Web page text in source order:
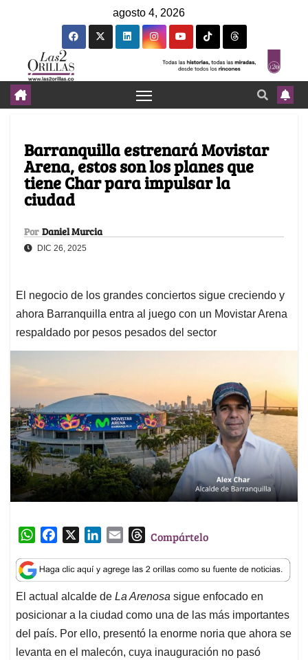
agosto 4, 2026
Barranquilla estrenará Movistar
Arena, estos son los planes que
tiene Char para impulsar la
ciudad
Por Daniel Murcia
DIC 26, 2025
El negocio de los grandes conciertos sigue creciendo y
ahora Barranquilla entra al juego con un Movistar Arena
respaldado por pesos pesados del sector
W
a
t
s
A
p
p
c
e
b
o
o
k
n
k
e
d
I
n
a
i
l
T
r
e
a
d
s
Compártelo
El actual alcalde de La Arenosa sigue enfocado en
posicionar a la ciudad como una de las más importantes
del país. Por ello, presentó la enorme noria que ahora se
levanta en el malecón, cuya inauguración no pasó